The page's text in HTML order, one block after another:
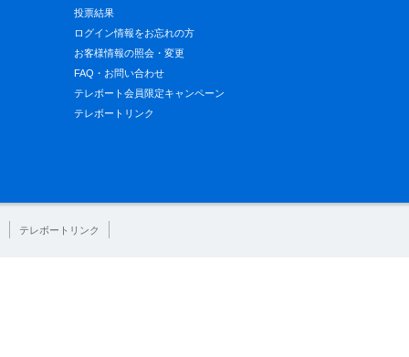
投票結果
ログイン情報をお忘れの方
お客様情報の照会・変更
FAQ・お問い合わせ
テレボート会員限定キャンペーン
テレボートリンク
テレボートリンク